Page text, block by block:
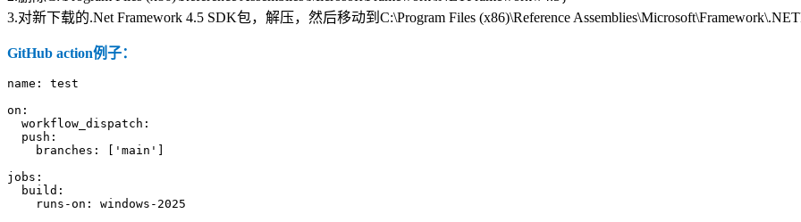
3.对新下载的.Net Framework 4.5 SDK包，解压，然后移动到 C:\Program Files (x86)\Reference
GitHub action例子：
name: test
on:
workflow_dispatch:
push:
branches: ['main']
jobs:
build:
runs-on: windows-2025